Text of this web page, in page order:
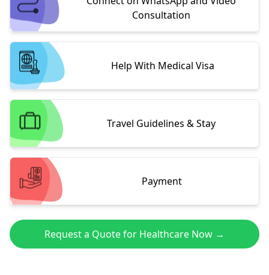
Consultation
Help With Medical Visa
Travel Guidelines & Stay
Payment
Request a Quote for Healthcare Now →